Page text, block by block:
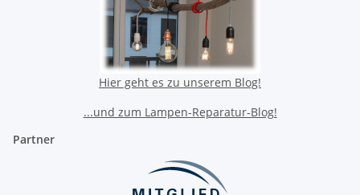
Hier geht es zu unserem Blog!
...und zum Lampen-Reparatur-Blog!
Partner